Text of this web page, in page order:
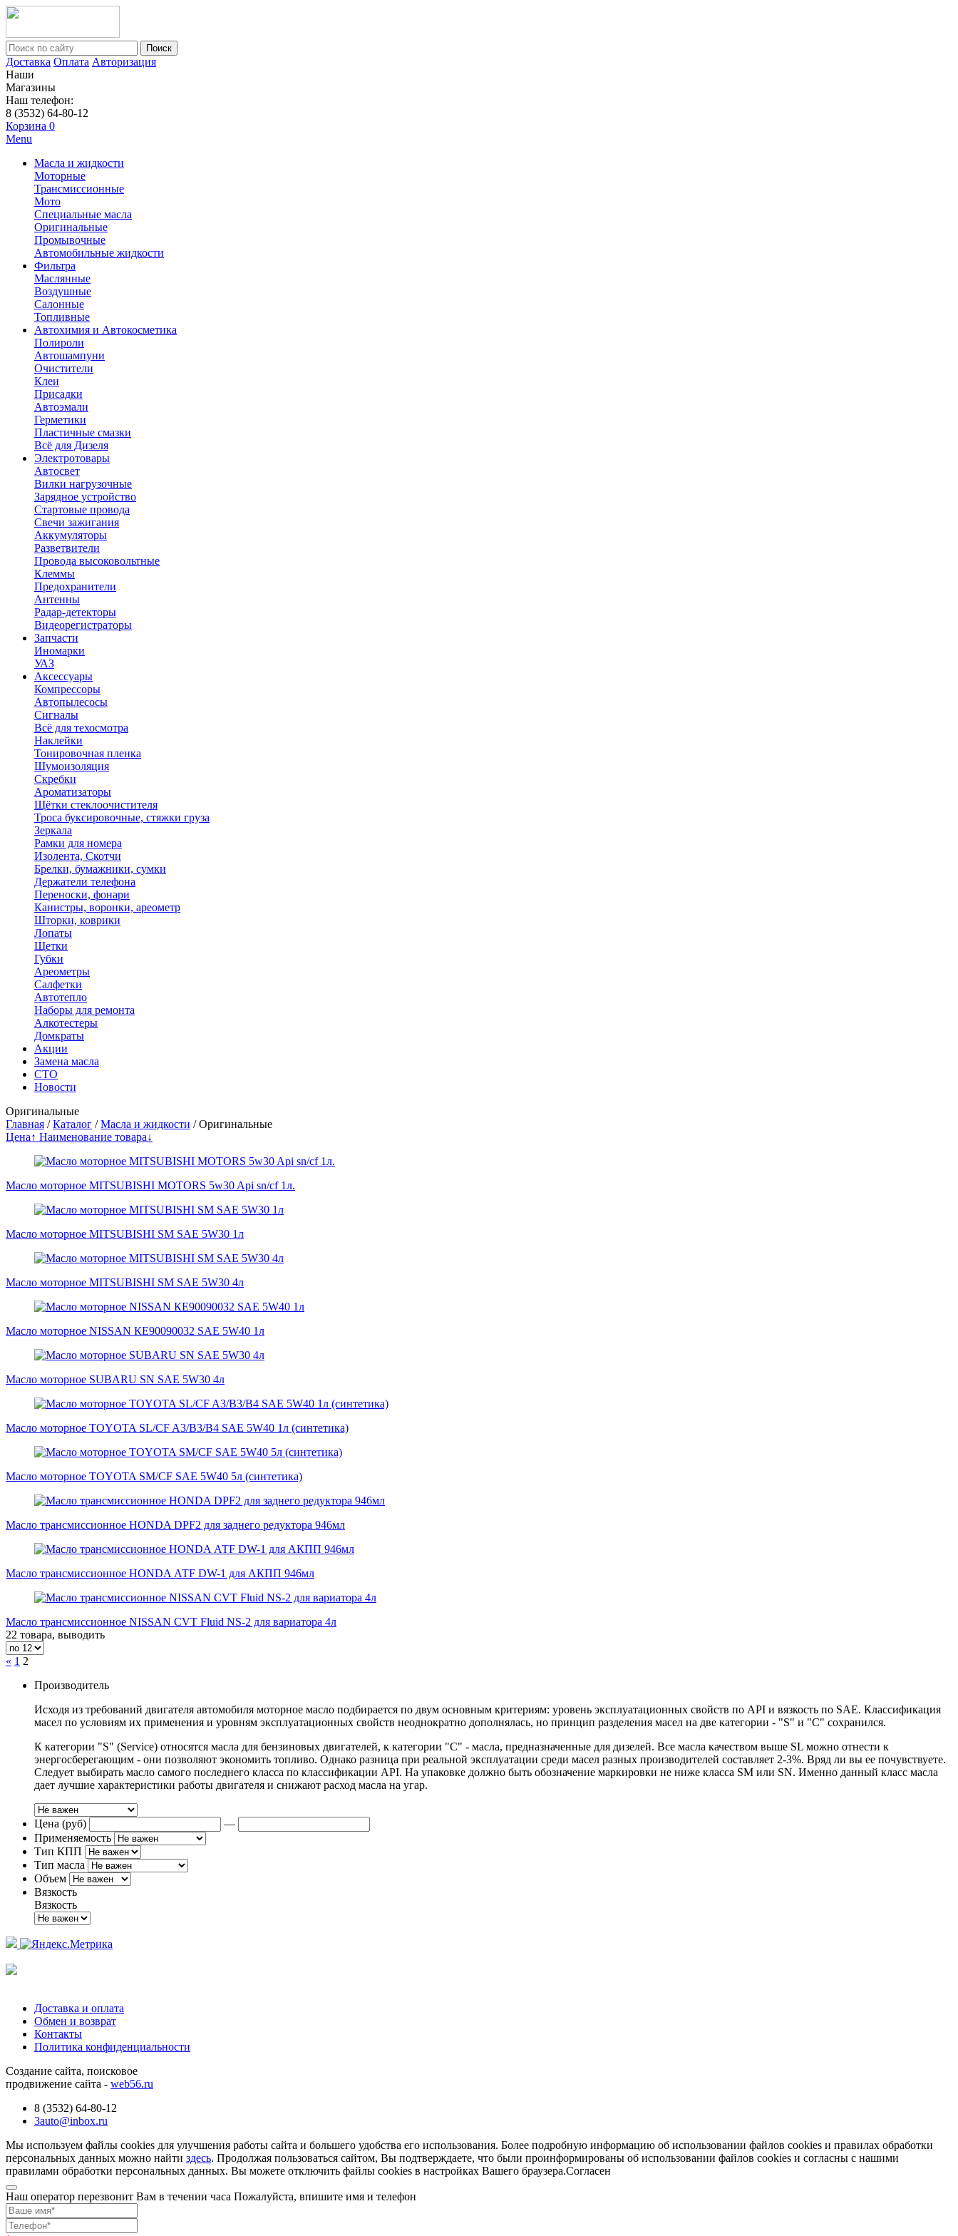
Поиск
Доставка Оплата Авторизация
Наши
Магазины
Наш телефон:
8 (3532) 64-80-12
Корзина 0
Menu
Масла и жидкости
Моторные
Трансмиссионные
Мото
Специальные масла
Оригинальные
Промывочные
Автомобильные жидкости
Фильтра
Маслянные
Воздушные
Салонные
Топливные
Автохимия и Автокосметика
Полироли
Автошампуни
Очистители
Клеи
Присадки
Автоэмали
Герметики
Пластичные смазки
Всё для Дизеля
Электротовары
Автосвет
Вилки нагрузочные
Зарядное устройство
Стартовые провода
Свечи зажигания
Аккумуляторы
Разветвители
Провода высоковольтные
Клеммы
Предохранители
Антенны
Радар-детекторы
Видеорегистраторы
Запчасти
Иномарки
УАЗ
Аксесcуары
Компрессоры
Автопылесосы
Сигналы
Всё для техосмотра
Наклейки
Тонировочная пленка
Шумоизоляция
Скребки
Ароматизаторы
Щётки стеклоочистителя
Троса буксировочные, стяжки груза
Зеркала
Рамки для номера
Изолента, Скотчи
Брелки, бумажники, сумки
Держатели телефона
Переноски, фонари
Канистры, воронки, ареометр
Шторки, коврики
Лопаты
Щетки
Губки
Ареометры
Салфетки
Автотепло
Наборы для ремонта
Алкотестеры
Домкраты
Акции
Замена масла
СТО
Новости
Оригинальные
Главная /Каталог /Масла и жидкости /Оригинальные
Цена↑ Наименование товара↓
Масло моторное MITSUBISHI MOTORS 5w30 Api sn/cf 1л.
Масло моторное MITSUBISHI SM SAE 5W30 1л
Масло моторное MITSUBISHI SM SAE 5W30 4л
Масло моторное NISSAN КЕ90090032 SAE 5W40 1л
Масло моторное SUBARU SN SAE 5W30 4л
Масло моторное TOYOTA SL/CF A3/B3/B4 SAE 5W40 1л (синтетика)
Масло моторное TOYOTA SМ/CF SAE 5W40 5л (синтетика)
Масло трансмиссионное HONDA DPF2 для заднего редуктора 946мл
Масло трансмиссионное HONDA АТF DW-1 для АКПП 946мл
Масло трансмиссионное NISSAN CVT Fluid NS-2 для вариатора 4л
22 товара, выводить
« 1 2
Производитель
Исходя из требований двигателя автомобиля моторное масло подбирается по двум основным критериям: уровень эксплуатационных свойств по API и вязкость по SAE. Классификация
масел по условиям их применения и уровням эксплуатационных свойств неоднократно дополнялась, но принцип разделения масел на две категории - "S" и "С" сохранился.
К категории "S" (Service) относятся масла для бензиновых двигателей, к категории "С" - масла, предназначенные для дизелей. Все масла качеством выше SL можно отнести к
энергосберегающим - они позволяют экономить топливо. Однако разница при реальной эксплуатации среди масел разных производителей составляет 2-3%. Вряд ли вы ее почувствуете.
Следует выбирать масло самого последнего класса по классификации API. На упаковке должно быть обозначение маркировки не ниже класса SM или SN. Именно данный класс масла
дает лучшие характеристики работы двигателя и снижают расход масла на угар.
Цена (руб)
—
Применяемость
Тип КПП
Тип масла
Объем
Вязкость
Вязкость
Доставка и оплата
Обмен и возврат
Контакты
Политика конфиденциальности
Создание сайта, поисковое
продвижение сайта - web56.ru
8 (3532) 64-80-12
3auto@inbox.ru
Мы используем файлы cookies для улучшения работы сайта и большего удобства его использования. Более подробную информацию об использовании файлов cookies и правилах обработки
персональных данных можно найти здесь. Продолжая пользоваться сайтом, Вы подтверждаете, что были проинформированы об использовании файлов cookies и согласны с нашими
правилами обработки персональных данных. Вы можете отключить файлы cookies в настройках Вашего браузера.Согласен
Наш оператор перезвонит Вам в течении часа Пожалуйста, впишите имя и телефон